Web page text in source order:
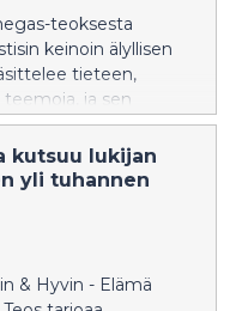
teoksesta
keinoin älyllisen
tieteen,
ja sen
valistuksen
kutsuu lukijan
yli tuhannen
& Hyvin - Elämä